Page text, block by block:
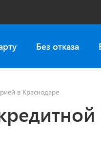
Без отказа
в Краснодаре